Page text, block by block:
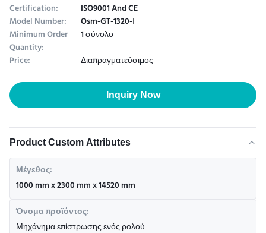
Certification: ISO9001 And CE
Model Number: Osm-GT-1320-Ι
Minimum Order
Quantity:
1 σύνολο
Price:
Διαπραγματεύσιμος
Inquiry Now
Product Custom Attributes
Μέγεθος:
1000 mm x 2300 mm x 14520 mm
Όνομα προϊόντος:
Μηχάνημα επίστρωσης ενός ρολού